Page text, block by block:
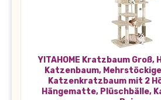
YITAHOME Kratzbaum Groß,
Katzenbaum,
Katzenkratzbaum mit 2
Hängematte, Plüschbälle,